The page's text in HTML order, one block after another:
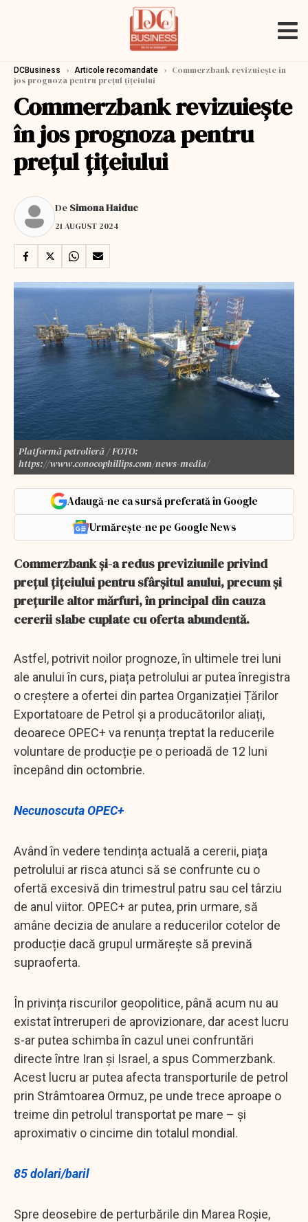
DCBusiness › Articole recomandate › Commerzbank revizuiește în
jos prognoza pentru prețul țițeiului
Commerzbank revizuiește
în jos prognoza pentru
prețul țițeiului
De Simona Haiduc
21 AUGUST 2024
Platformă petrolieră / FOTO:
https://www.conocophillips.com/news-media/
Adaugă-ne ca sursă preferată în Google
Urmărește-ne pe Google News
Commerzbank și-a redus previziunile privind
prețul țițeiului pentru sfârșitul anului, precum și
prețurile altor mărfuri, în principal din cauza
cererii slabe cuplate cu oferta abundentă.
Astfel, potrivit noilor prognoze, în ultimele trei luni
ale anului în curs, piața petrolului ar putea înregistra
o creștere a ofertei din partea Organizației Țărilor
Exportatoare de Petrol și a producătorilor aliați,
deoarece OPEC+ va renunța treptat la reducerile
voluntare de producție pe o perioadă de 12 luni
începând din octombrie.
Necunoscuta OPEC+
Având în vedere tendința actuală a cererii, piața
petrolului ar risca atunci să se confrunte cu o
ofertă excesivă din trimestrul patru sau cel târziu
de anul viitor. OPEC+ ar putea, prin urmare, să
amâne decizia de anulare a reducerilor cotelor de
producție dacă grupul urmărește să prevină
supraoferta.
În privința riscurilor geopolitice, până acum nu au
existat întreruperi de aprovizionare, dar acest lucru
s-ar putea schimba în cazul unei confruntări
directe între Iran și Israel, a spus Commerzbank.
Acest lucru ar putea afecta transporturile de petrol
prin Strâmtoarea Ormuz, pe unde trece aproape o
treime din petrolul transportat pe mare – și
aproximativ o cincime din totalul mondial.
85 dolari/baril
Spre deosebire de perturbările din Marea Roșie,